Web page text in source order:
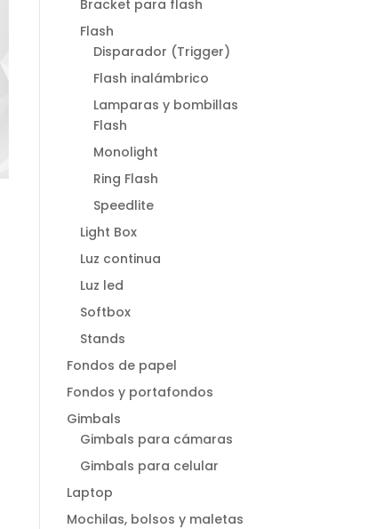
Bracket para flash
Flash
Disparador (Trigger)
Flash inalámbrico
Lamparas y bombillas
Flash
Monolight
Ring Flash
Speedlite
Light Box
Luz continua
Luz led
Softbox
Stands
Fondos de papel
Fondos y portafondos
Gimbals
Gimbals para cámaras
Gimbals para celular
Laptop
Mochilas, bolsos y maletas